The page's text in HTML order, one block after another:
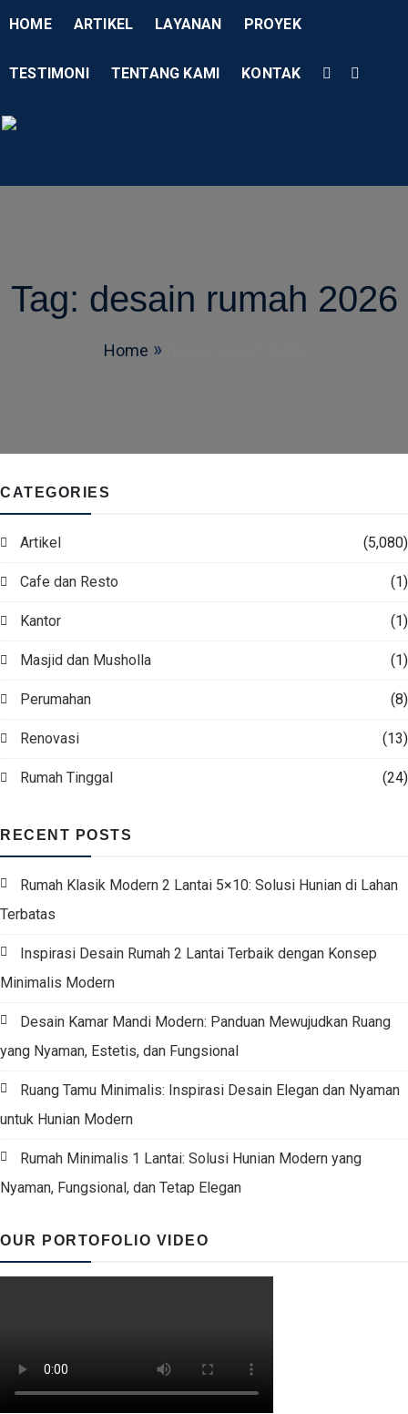
HOME ARTIKEL LAYANAN PROYEK
TESTIMONI TENTANG KAMI KONTAK
Tag: desain rumah 2026
Home
CATEGORIES
Artikel (5,080)
Cafe dan Resto (1)
Kantor (1)
Masjid dan Musholla (1)
Perumahan (8)
Renovasi (13)
Rumah Tinggal (24)
RECENT POSTS
Rumah Klasik Modern 2 Lantai 5×10: Solusi Hunian di Lahan
Terbatas
Inspirasi Desain Rumah 2 Lantai Terbaik dengan Konsep
Minimalis Modern
Desain Kamar Mandi Modern: Panduan Mewujudkan Ruang
yang Nyaman, Estetis, dan Fungsional
Ruang Tamu Minimalis: Inspirasi Desain Elegan dan Nyaman
untuk Hunian Modern
Rumah Minimalis 1 Lantai: Solusi Hunian Modern yang
Nyaman, Fungsional, dan Tetap Elegan
OUR PORTOFOLIO VIDEO